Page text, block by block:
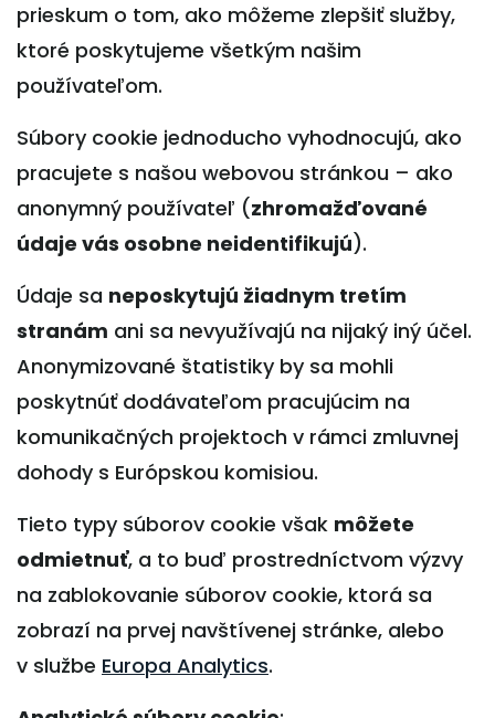
prieskum o tom, ako môžeme zlepšiť služby,
ktoré poskytujeme všetkým našim
používateľom.
Súbory cookie jednoducho vyhodnocujú, ako
pracujete s našou webovou stránkou – ako
anonymný používateľ (zhromažďované
údaje vás osobne neidentifikujú).
Údaje sa neposkytujú žiadnym tretím
stranám ani sa nevyužívajú na nijaký iný účel.
Anonymizované štatistiky by sa mohli
poskytnúť dodávateľom pracujúcim na
komunikačných projektoch v rámci zmluvnej
dohody s Európskou komisiou.
Tieto typy súborov cookie však môžete
odmietnuť, a to buď prostredníctvom výzvy
na zablokovanie súborov cookie, ktorá sa
zobrazí na prvej navštívenej stránke, alebo
v službe Europa Analytics.